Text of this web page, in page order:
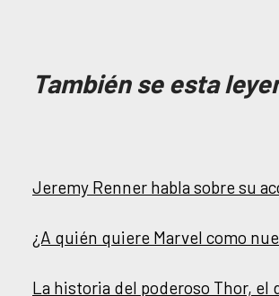
También se esta
Jeremy Renner habla sobre su
¿A quién quiere Marvel como
La historia del poderoso Thor,